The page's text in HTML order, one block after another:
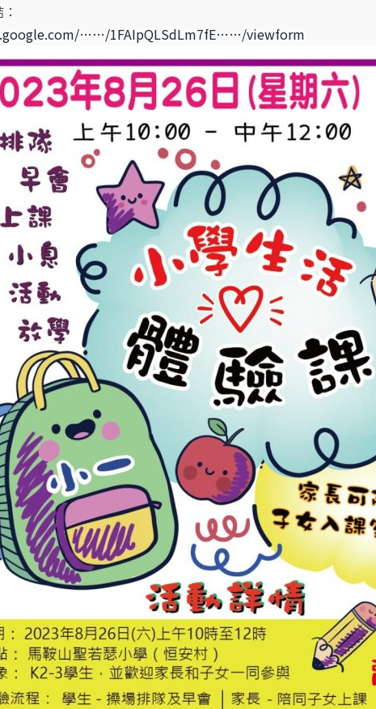
……/1FAIpQLSdLm7fE……/viewform